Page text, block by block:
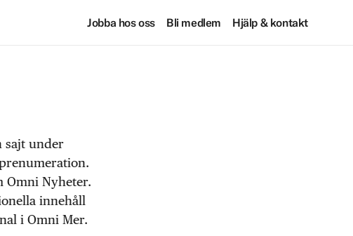
Jobba hos oss Bli medlem Hjälp & kontakt
sajt under
Omni Nyheter.
innehåll
i Omni Mer.